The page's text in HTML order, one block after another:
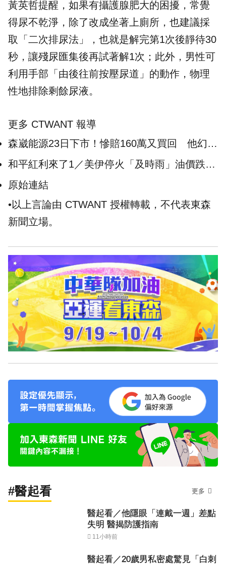
黃英哲提醒，如果有攝護腺肥大的困擾，常覺
得尿不乾淨，除了改成坐著上廁所，也建議採
取「二次排尿法」，也就是解完第1次後靜待30
秒，讓殘尿匯集後再試著解1次；此外，男性可
利用手部「由後往前按壓尿道」的動作，物理
性地排除剩餘尿液。
更多 CTWANT 報導
森崴能源23日下市！慘賠160萬又買回 他幻想
有轉機：搞不好像力積電
和平紅利來了1／美伊停火「及時雨」油價跌
金控股股利股價頻創高
原始連結
•以上言論由 CTWANT 授權轉載，不代表東森
新聞立場。
#醫起看 更多
醫起看／他隱眼「連戴一週」差點
失明 醫揭防護指南
11小時前
醫起看／20歲男私密處驚見「白刺